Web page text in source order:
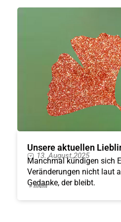
Unsere aktuellen
13. August 2025
Manchmal kündigen sich
Veränderungen nicht laut
Gedanke, der bleibt.
» mehr